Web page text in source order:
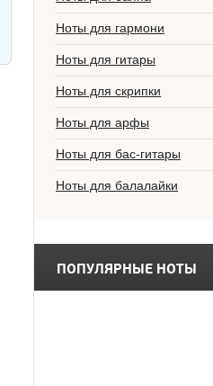
Ноты для гармони
Ноты для гитары
Ноты для скрипки
Ноты для арфы
Ноты для бас-гитары
Ноты для балалайки
ПОПУЛЯРНЫЕ НОТЫ